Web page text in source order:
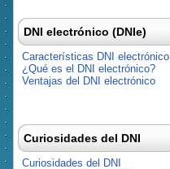
DNI electrónico (DNIe)
Características DNI electrónico
¿Qué es el DNI electrónico?
Ventajas del DNI electrónico
Curiosidades del DNI
Curiosidades del DNI